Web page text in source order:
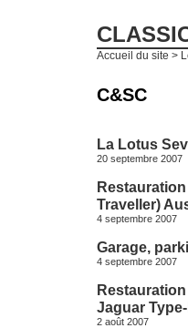
Accueil du site >
C&SC
La Lotus
20 septembre 2007
Traveller)
4 septembre 2007
Garage,
4 septembre 2007
Jaguar
2 août 2007